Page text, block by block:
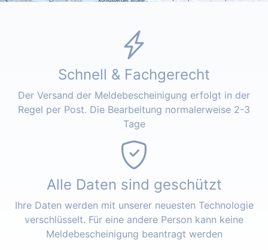
Schnell & Fachgerecht
Der Versand der Meldebescheinigung erfolgt in der
Regel per Post. Die Bearbeitung normalerweise 2-3
Tage
Alle Daten sind geschützt
Ihre Daten werden mit unserer neuesten Technologie
verschlüsselt. Für eine andere Person kann keine
Meldebescheinigung beantragt werden